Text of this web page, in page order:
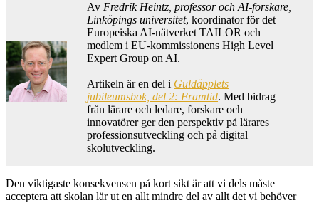
AvFredrik Heintz, professor och AI-forskare,
Linköpings universitet, koordinator för det
Europeiska AI-nätverket TAILOR och
medlem i EU-kommissionens High Level
Expert Group on AI.
Artikeln är en del i Guldäpplets
jubileumsbok, del 2: Framtid. Med bidrag
från lärare och ledare, forskare och
innovatörer ger den perspektiv på lärares
professionsutveckling och på digital
skolutveckling.
Den viktigaste konsekvensen på kort sikt är att vi dels måste
acceptera att skolan lär ut en allt mindre del av allt det vi behöver